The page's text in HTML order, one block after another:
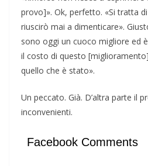
provo]». Ok, perfetto. «Si tratta
riuscirò mai a dimenticare».
sono oggi un cuoco migliore ed
il costo di questo
quello che è stato».
Un peccato. Già. D’altra parte il
inconvenienti.
Facebook Comments